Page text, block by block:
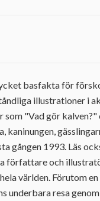
basfakta för
illustrationer i
som "Vad gör
gången 1993. Läs
författare och
världen. Förutom
resa genom